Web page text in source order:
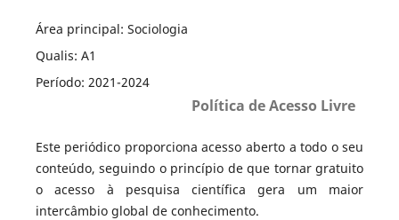
Área principal: Sociologia
Qualis: A1
Período: 2021-2024
Política de Acesso Livre
Este periódico proporciona acesso aberto a todo o seu
conteúdo, seguindo o princípio de que tornar gratuito
o acesso à pesquisa científica gera um maior
intercâmbio global de conhecimento.